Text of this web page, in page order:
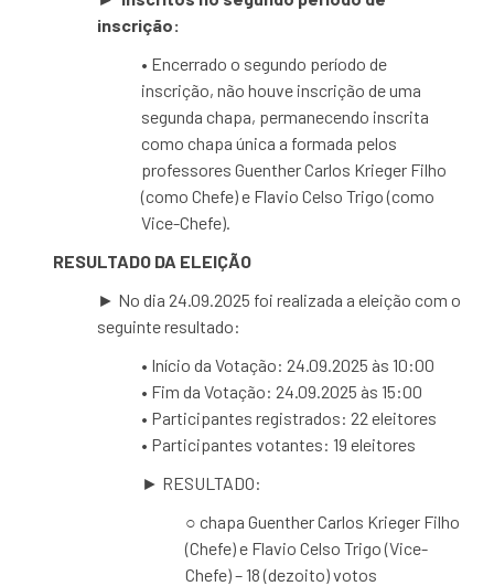
inscrição:
• Encerrado o segundo período de
inscrição, não houve inscrição de uma
segunda chapa, permanecendo inscrita
como chapa única a formada pelos
professores Guenther Carlos Krieger Filho
(como Chefe) e Flavio Celso Trigo (como
Vice-Chefe).
RESULTADO DA ELEIÇÃO
► No dia 24.09.2025 foi realizada a eleição com o
seguinte resultado:
• Início da Votação: 24.09.2025 às 10:00
• Fim da Votação: 24.09.2025 às 15:00
• Participantes registrados: 22 eleitores
• Participantes votantes: 19 eleitores
► RESULTADO:
○ chapa Guenther Carlos Krieger Filho
(Chefe) e Flavio Celso Trigo (Vice-
Chefe) – 18 (dezoito) votos